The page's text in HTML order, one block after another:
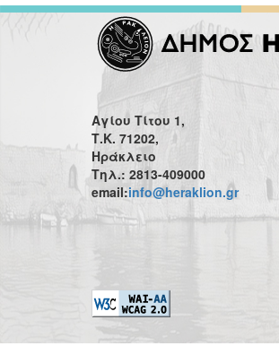
Αγίου Τίτου 1,
Τ.Κ. 71202,
Ηράκλειο
Τηλ.: 2813-409000
email:info@heraklion.gr